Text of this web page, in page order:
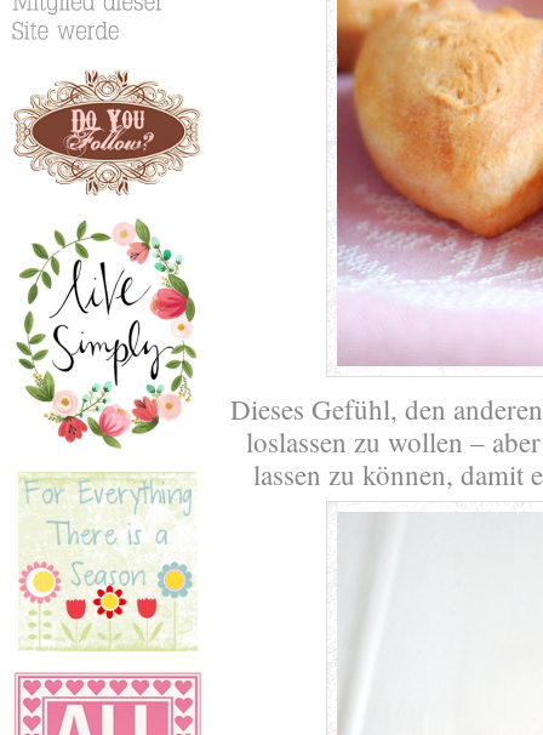
Dieses Gefühl, den
loslassen zu wollen –
lassen zu können, damit